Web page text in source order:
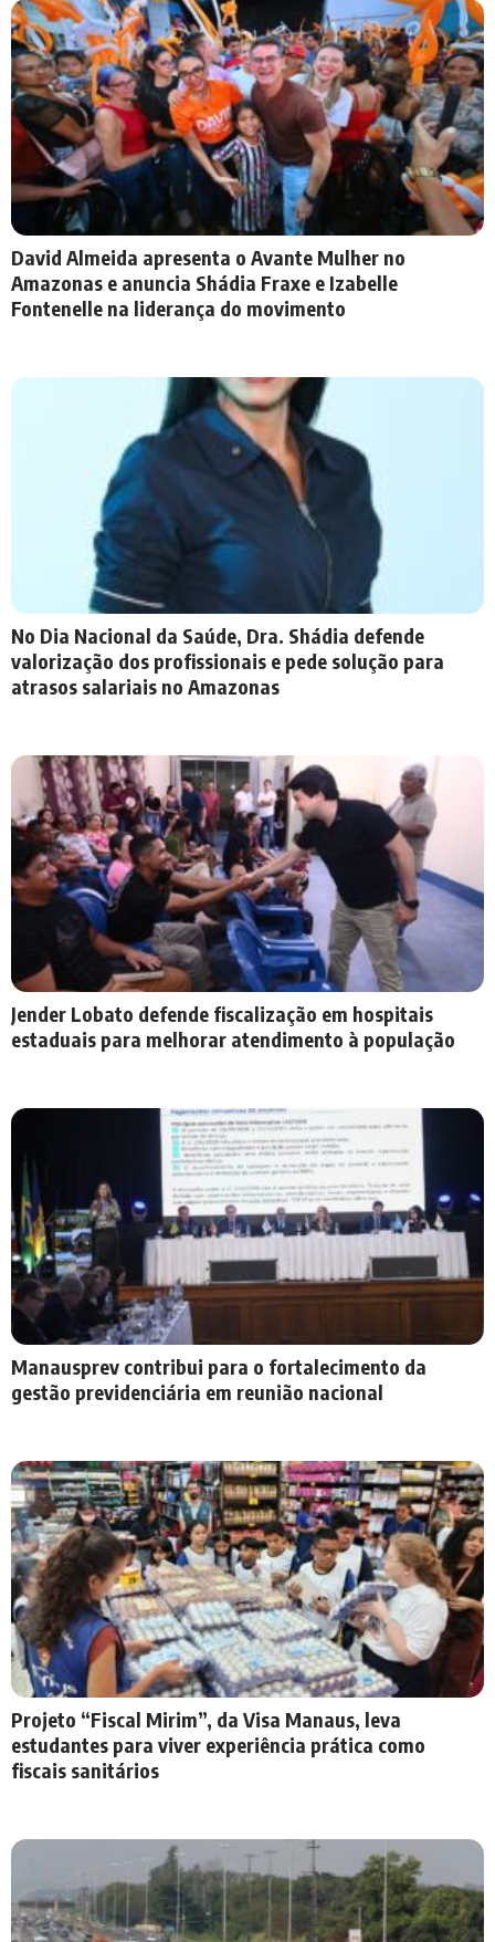
David Almeida apresenta o Avante Mulher no
Amazonas e anuncia Shádia Fraxe e Izabelle
Fontenelle na liderança do movimento
No Dia Nacional da Saúde, Dra. Shádia defende
valorização dos profissionais e pede solução para
atrasos salariais no Amazonas
Jender Lobato defende fiscalização em hospitais
estaduais para melhorar atendimento à população
Manausprev contribui para o fortalecimento da
gestão previdenciária em reunião nacional
Projeto “Fiscal Mirim”, da Visa Manaus, leva
estudantes para viver experiência prática como
fiscais sanitários